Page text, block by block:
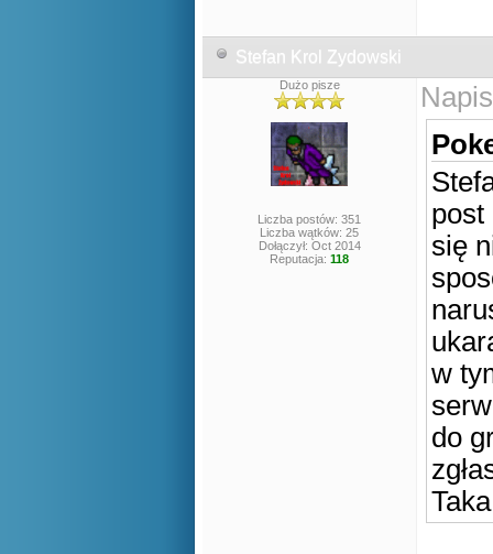
Stefan Krol Zydowski
Dużo pisze
Liczba postów: 351
Liczba wątków: 25
Dołączył: Oct 2014
Reputacja: 118
post
się
w
do